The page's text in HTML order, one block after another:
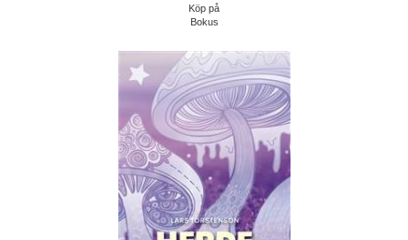
Köp på
Bokus